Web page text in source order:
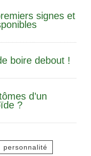
signes et
boire debout !
d’un
?
personnalité